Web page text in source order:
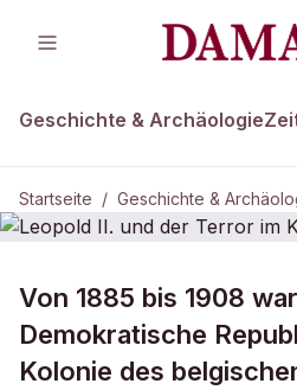
Geschichte & Archäologie
Startseite / Geschichte &
Leopold II. und der
Von 1885 bis 1908
Demokratische
Kolonie des